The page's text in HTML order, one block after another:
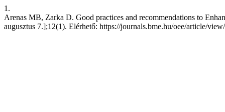
1.
Arenas MB, Zarka D. Good practices and recommendations to
augusztus 7.];12(1). Elérhető: https://journals.bme.hu/oee/article/